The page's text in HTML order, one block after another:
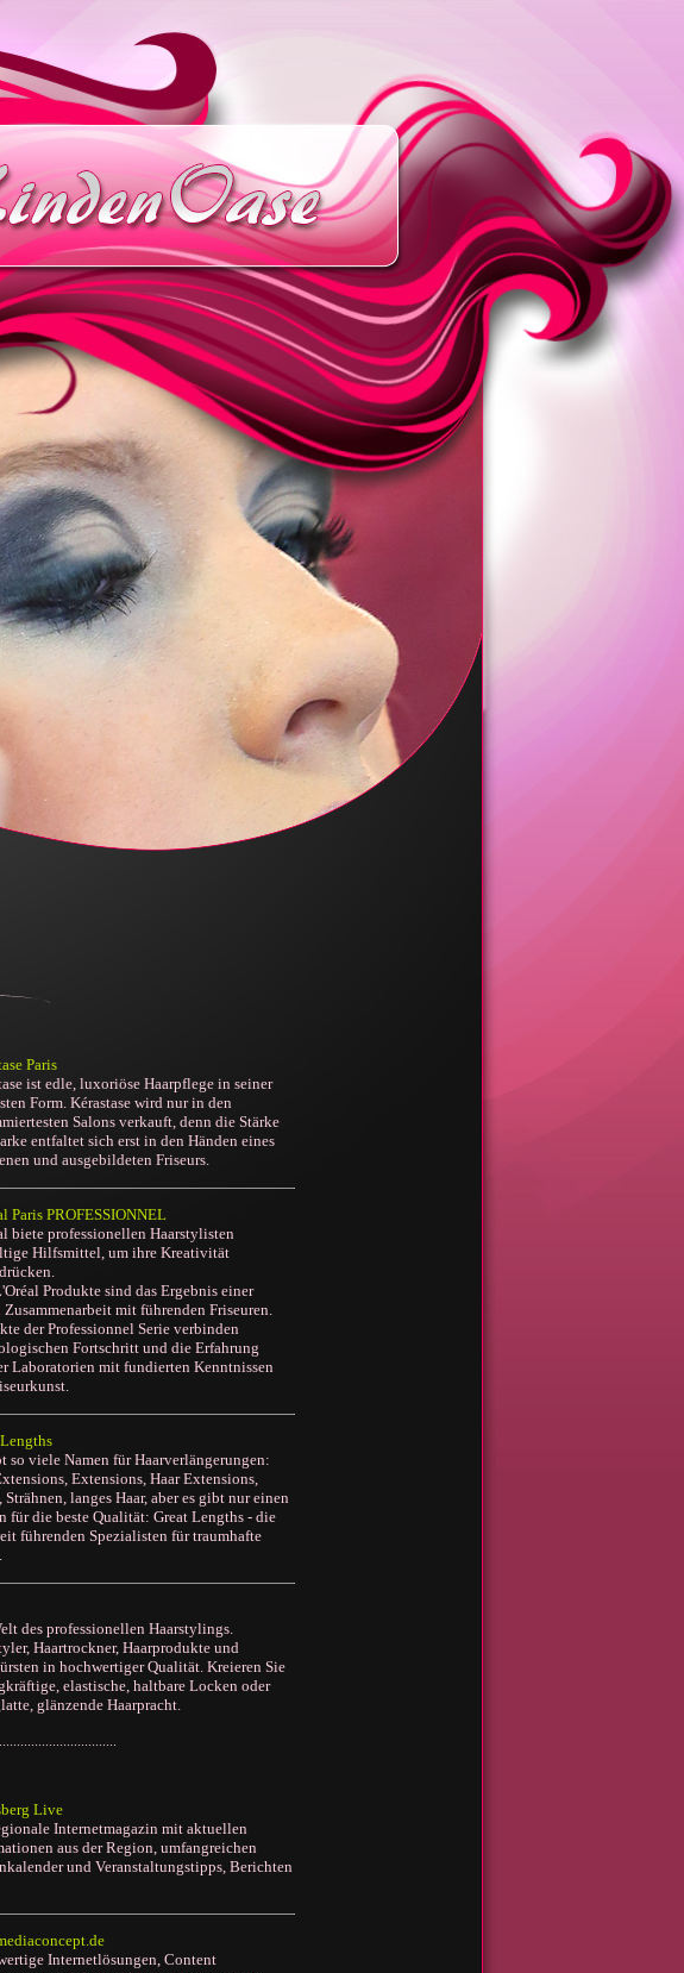
Paris
ist edle, luxoriöse Haarpflege in seiner
Form. Kérastase wird nur in den
Salons verkauft, denn die Stärke
entfaltet sich erst in den Händen eines
und ausgebildeten Friseurs.
Paris PROFESSIONNEL
biete professionellen Haarstylisten
Hilfsmittel, um ihre Kreativität
Produkte sind das Ergebnis einer
Zusammenarbeit mit führenden Friseuren.
der Professionnel Serie verbinden
Fortschritt und die Erfahrung
Laboratorien mit fundierten Kenntnissen
so viele Namen für Haarverlängerungen:
Extensions, Haar Extensions,
Strähnen, langes Haar, aber es gibt nur einen
für die beste Qualität: Great Lengths - die
führenden Spezialisten für traumhafte
des professionellen Haarstylings.
Haartrockner, Haarprodukte und
in hochwertiger Qualität. Kreieren Sie
elastische, haltbare Locken oder
glänzende Haarpracht.
Live
Internetmagazin mit aktuellen
aus der Region, umfangreichen
und Veranstaltungstipps, Berichten
Internetlösungen, Content